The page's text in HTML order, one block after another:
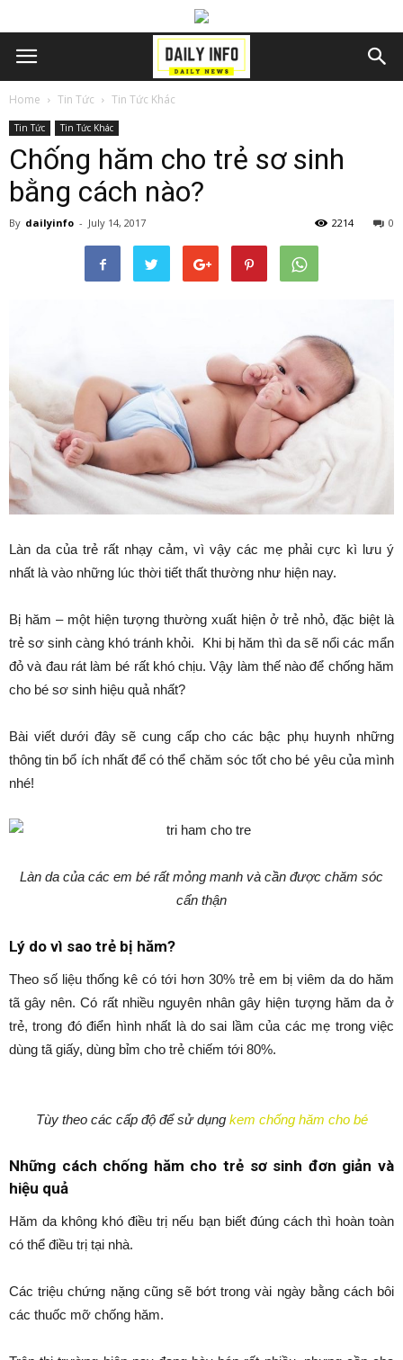
Home Tin Tức Tin Tức Khác
Tin Tức Tin Tức Khác
Chống hăm cho trẻ sơ sinh
bằng cách nào?
By dailyinfo - July 14, 2017 0
2214
Làn da của trẻ rất nhạy cảm, vì vậy các mẹ phải cực kì lưu ý
nhất là vào những lúc thời tiết thất thường như hiện nay.
Bị hăm – một hiện tượng thường xuất hiện ở trẻ nhỏ, đặc biệt là
trẻ sơ sinh càng khó tránh khỏi. Khi bị hăm thì da sẽ nổi các mẩn
đỏ và đau rát làm bé rất khó chịu. Vậy làm thế nào để chống hăm
cho bé sơ sinh hiệu quả nhất?
Bài viết dưới đây sẽ cung cấp cho các bậc phụ huynh những
thông tin bổ ích nhất để có thể chăm sóc tốt cho bé yêu của mình
nhé!
Làn da của các em bé rất mỏng manh và cần được chăm sóc
cẩn thận
Lý do vì sao trẻ bị hăm?
Theo số liệu thống kê có tới hơn 30% trẻ em bị viêm da do hăm
tã gây nên. Có rất nhiều nguyên nhân gây hiện tượng hăm da ở
trẻ, trong đó điển hình nhất là do sai lầm của các mẹ trong việc
dùng tã giấy, dùng bỉm cho trẻ chiếm tới 80%.
Tùy theo các cấp độ để sử dụng kem chống hăm cho bé
Những cách chống hăm cho trẻ sơ sinh đơn giản và
hiệu quả
Hăm da không khó điều trị nếu bạn biết đúng cách thì hoàn toàn
có thể điều trị tại nhà.
Các triệu chứng nặng cũng sẽ bớt trong vài ngày bằng cách bôi
các thuốc mỡ chống hăm.